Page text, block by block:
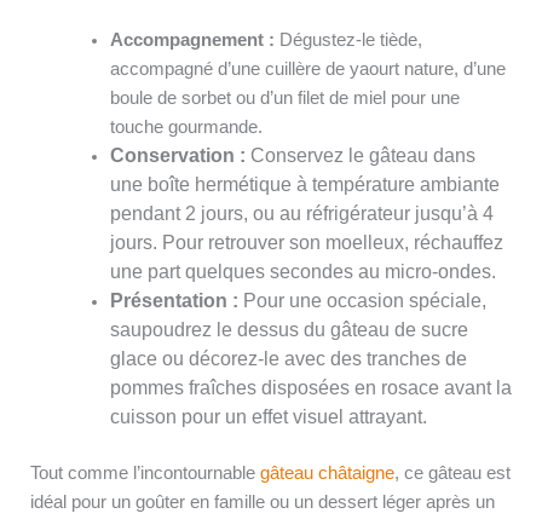
Accompagnement : Dégustez-le tiède,
accompagné d’une cuillère de yaourt nature, d’une
boule de sorbet ou d’un filet de miel pour une
touche gourmande.
Conservation : Conservez le gâteau dans
une boîte hermétique à température ambiante
pendant 2 jours, ou au réfrigérateur jusqu’à 4
jours. Pour retrouver son moelleux, réchauffez
une part quelques secondes au micro-ondes.
Présentation : Pour une occasion spéciale,
saupoudrez le dessus du gâteau de sucre
glace ou décorez-le avec des tranches de
pommes fraîches disposées en rosace avant la
cuisson pour un effet visuel attrayant.
Tout comme l’incontournable gâteau châtaigne, ce gâteau est
idéal pour un goûter en famille ou un dessert léger après un